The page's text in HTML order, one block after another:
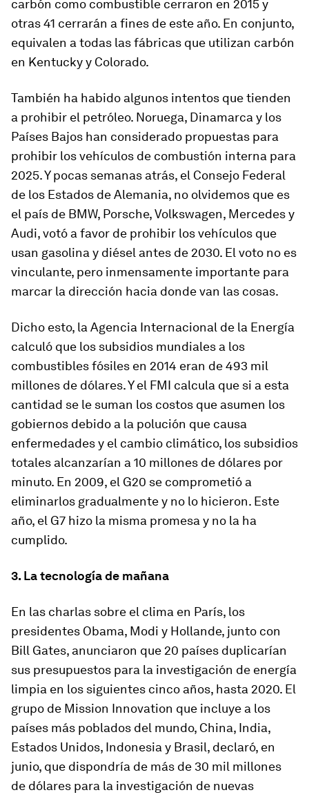
carbón como combustible cerraron en 2015 y
otras 41 cerrarán a fines de este año. En conjunto,
equivalen a todas las fábricas que utilizan carbón
en Kentucky y Colorado.
También ha habido algunos intentos que tienden
a prohibir el petróleo. Noruega, Dinamarca y los
Países Bajos han considerado propuestas para
prohibir los vehículos de combustión interna para
2025. Y pocas semanas atrás, el Consejo Federal
de los Estados de Alemania, no olvidemos que es
el país de BMW, Porsche, Volkswagen, Mercedes y
Audi, votó a favor de prohibir los vehículos que
usan gasolina y diésel antes de 2030. El voto no es
vinculante, pero inmensamente importante para
marcar la dirección hacia donde van las cosas.
Dicho esto, la Agencia Internacional de la Energía
calculó que los subsidios mundiales a los
combustibles fósiles en 2014 eran de 493 mil
millones de dólares. Y el FMI calcula que si a esta
cantidad se le suman los costos que asumen los
gobiernos debido a la polución que causa
enfermedades y el cambio climático, los subsidios
totales alcanzarían a 10 millones de dólares por
minuto. En 2009, el G20 se comprometió a
eliminarlos gradualmente y no lo hicieron. Este
año, el G7 hizo la misma promesa y no la ha
cumplido.
3. La tecnología de mañana
En las charlas sobre el clima en París, los
presidentes Obama, Modi y Hollande, junto con
Bill Gates, anunciaron que 20 países duplicarían
sus presupuestos para la investigación de energía
limpia en los siguientes cinco años, hasta 2020. El
grupo de Mission Innovation que incluye a los
países más poblados del mundo, China, India,
Estados Unidos, Indonesia y Brasil, declaró, en
junio, que dispondría de más de 30 mil millones
de dólares para la investigación de nuevas